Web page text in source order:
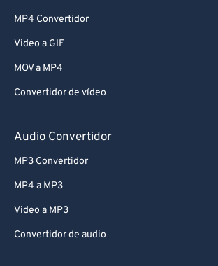
MP4 Convertidor
Video a GIF
MOV a MP4
Convertidor de vídeo
Audio Convertidor
MP3 Convertidor
MP4 a MP3
Video a MP3
Convertidor de audio